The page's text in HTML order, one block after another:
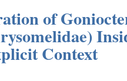
of
Context